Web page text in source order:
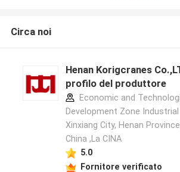
Circa noi
Henan Korigcranes
profilo del produttore
Economic and
Development Zone Industrial
Xinxiang City, Henan
China ,La CINA
5.0
Fornitore verificato